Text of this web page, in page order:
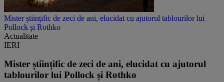
Mister științific de zeci de ani, elucidat cu ajutorul tablourilor lui
Pollock și Rothko
Actualitate
IERI
Mister științific de zeci de ani, elucidat cu ajutorul
tablourilor lui Pollock și Rothko